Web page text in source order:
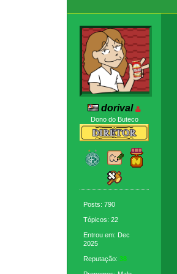
dorival
Dono do Buteco
Posts: 790
Tópicos: 22
Entrou em: Dec
2025
Reputação:38